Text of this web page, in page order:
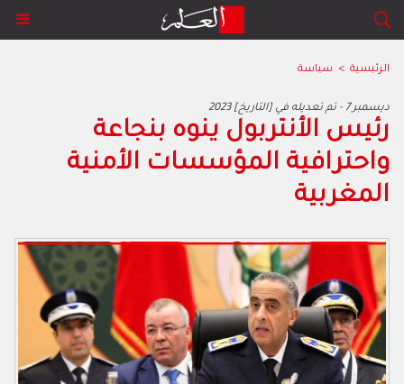
الرئيسية > سياسة
2023 ديسمبر 7 - تم تعديله في [التاريخ]
رئيس الأنتربول ينوه بنجاعة
واحترافية المؤسسات الأمنية
المغربية